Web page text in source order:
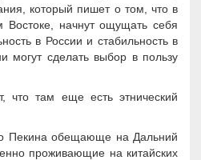
который пишет о том, что в
начнут ощущать себя
в России и стабильность в
могут сделать выбор в пользу
что там еще есть этнический
Пекина обещающе на Дальний
проживающие на китайских